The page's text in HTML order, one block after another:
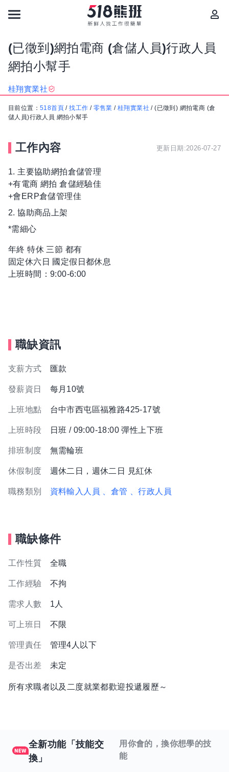
(已徵到)網拍電商 (倉儲人員)行政人員
網拍小幫手
桂翔實業社
目前位置： 518首頁 /找工作 / 零售業 /桂翔實業社 /(已徵到) 網拍電商 (倉
儲人員)行政人員 網拍小幫手
工作內容 更新日期:2026-07-27
1. 主要協助網拍倉儲管理
+有電商 網拍 倉儲經驗佳
+會ERP倉儲管理佳
2. 協助商品上架
*需細心
年終 特休 三節 都有
固定休六日 國定假日都休息
上班時間：9:00-6:00
職缺資訊
支薪方式 匯款
發薪資日 每月10號
上班地點 台中市西屯區福雅路425-17號
上班時段 日班 / 09:00-18:00 彈性上下班
排班制度 無需輪班
休假制度 週休二日，週休二日 見紅休
職務類別 資料輸入人員 、倉管 、行政人員
職缺條件
工作性質 全職
工作經驗 不拘
需求人數 1人
可上班日 不限
管理責任 管理4人以下
是否出差 未定
所有求職者以及二度就業都歡迎投遞履歷～
全新功能「技能交
換」
用你會的，換你想學的技
能